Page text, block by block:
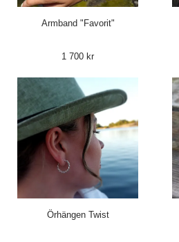
Armband "Favorit"
1 700 kr
Örhängen Twist